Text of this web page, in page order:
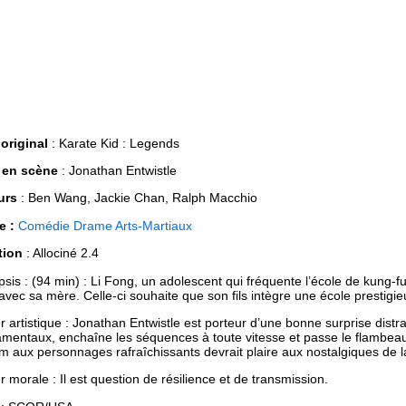
: Karate Kid : Legends
scène : Jonathan Entwistle
: Ben Wang, Jackie Chan, Ralph Macchio
: Comédie Drame Arts-Martiaux
: Allociné 2.4
: (94 min) : Li Fong, un adolescent qui fréquente l’école de
sa mère. Celle-ci souhaite que son fils intègre une école
artistique : Jonathan Entwistle est porteur d’une bonne surprise
enchaîne les séquences à toute vitesse et passe le
aux personnages rafraîchissants devrait plaire aux nostalgiques de
morale : Il est question de résilience et de transmission.